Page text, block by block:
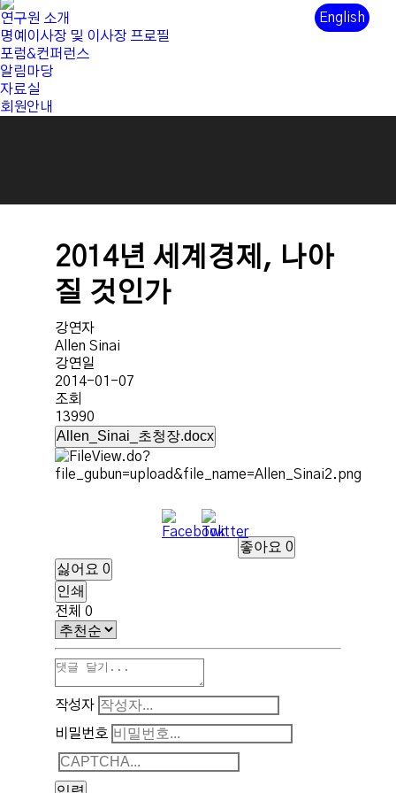
English
연구원 소개
명예이사장 및 이사장 프로필
포럼&컨퍼런스
알림마당
자료실
회원안내
2014년 세계경제, 나아
질 것인가
강연자
Allen Sinai
강연일
2014-01-07
조회
13990
Allen_Sinai_초청장.docx
좋아요 0
싫어요 0
인쇄
전체 0
작성자
비밀번호